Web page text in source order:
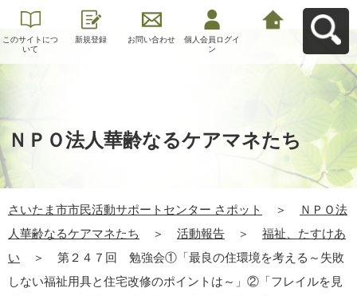
このサイトにつ
いて
新規登録 お問い合わせ
個人会員ログイ
ン
ＮＰＯ法人華齢なるケアマネたち
さいたま市市民活動サポートセンター さポット ＞
ＮＰＯ法
人華齢なるケアマネたち
＞ 活動報告 ＞
福祉、たすけあ
い
＞
第２４７回 勉強会①「最良の住環境を考える～失敗
しない福祉用具と住宅改修のポイントは～」②「フレイルを見